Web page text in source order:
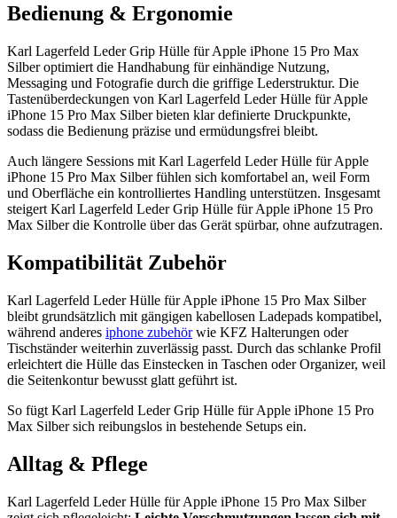
Bedienung & Ergonomie
Karl Lagerfeld Leder Grip Hülle für Apple iPhone 15 Pro Max
Silber optimiert die Handhabung für einhändige Nutzung,
Messaging und Fotografie durch die griffige Lederstruktur. Die
Tastenüberdeckungen von Karl Lagerfeld Leder Hülle für Apple
iPhone 15 Pro Max Silber bieten klar definierte Druckpunkte,
sodass die Bedienung präzise und ermüdungsfrei bleibt.
Auch längere Sessions mit Karl Lagerfeld Leder Hülle für Apple
iPhone 15 Pro Max Silber fühlen sich komfortabel an, weil Form
und Oberfläche ein kontrolliertes Handling unterstützen. Insgesamt
steigert Karl Lagerfeld Leder Grip Hülle für Apple iPhone 15 Pro
Max Silber die Kontrolle über das Gerät spürbar, ohne aufzutragen.
Kompatibilität Zubehör
Karl Lagerfeld Leder Hülle für Apple iPhone 15 Pro Max Silber
bleibt grundsätzlich mit gängigen kabellosen Ladepads kompatibel,
während anderes iphone zubehörwie KFZ Halterungen oder
Tischständer weiterhin zuverlässig passt. Durch das schlanke Profil
erleichtert die Hülle das Einstecken in Taschen oder Organizer, weil
die Seitenkontur bewusst glatt geführt ist.
So fügt Karl Lagerfeld Leder Grip Hülle für Apple iPhone 15 Pro
Max Silber sich reibungslos in bestehende Setups ein.
Alltag & Pflege
Karl Lagerfeld Leder Hülle für Apple iPhone 15 Pro Max Silber